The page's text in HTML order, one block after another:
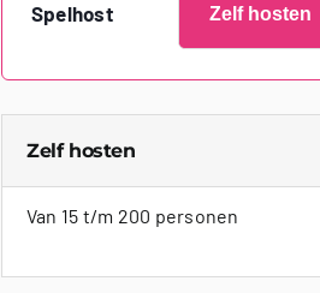
Spelhost Zelf hosten
Zelf hosten
Van 15 t/m 200 personen